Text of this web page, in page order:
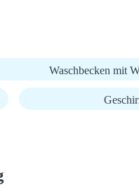
Waschbecken mit